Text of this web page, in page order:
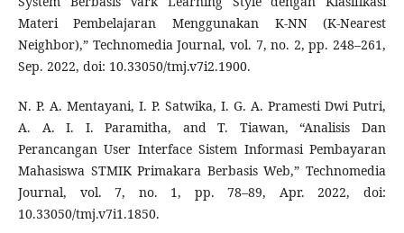
Materi Pembelajaran Menggunakan K-NN (K-Nearest
Neighbor),” Technomedia Journal, vol. 7, no. 2, pp. 248–261,
Sep. 2022, doi: 10.33050/tmj.v7i2.1900.
N. P. A. Mentayani, I. P. Satwika, I. G. A. Pramesti Dwi Putri,
A. A. I. I. Paramitha, and T. Tiawan, “Analisis Dan
Perancangan User Interface Sistem Informasi Pembayaran
Mahasiswa STMIK Primakara Berbasis Web,” Technomedia
Journal, vol. 7, no. 1, pp. 78–89, Apr. 2022, doi:
10.33050/tmj.v7i1.1850.